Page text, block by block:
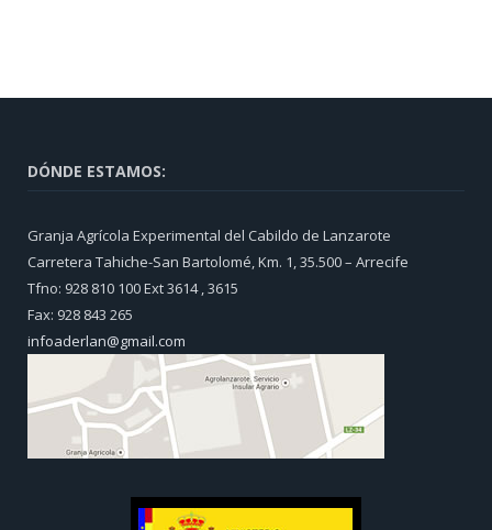
DÓNDE ESTAMOS:
Granja Agrícola Experimental del Cabildo de Lanzarote
Carretera Tahiche-San Bartolomé, Km. 1, 35.500 – Arrecife
Tfno: 928 810 100 Ext 3614 , 3615
Fax: 928 843 265
infoaderlan@gmail.com